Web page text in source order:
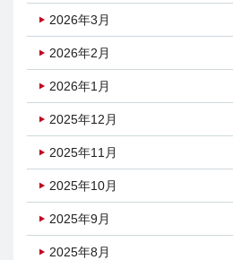
2026年3月
2026年2月
2026年1月
2025年12月
2025年11月
2025年10月
2025年9月
2025年8月